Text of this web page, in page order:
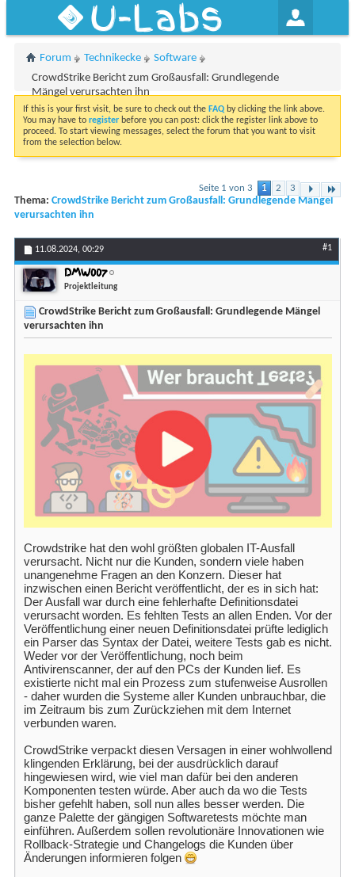
U-Labs
Forum Technikecke
Software
CrowdStrike Bericht zum Großausfall: Grundlegende
Mängel verursachten ihn
If this is your first visit, be sure to check out the FAQ by clicking the link above.
You may have to register before you can post: click the register link above to
proceed. To start viewing messages, select the forum that you want to visit
from the selection below.
Seite 1 von 3 1 2 3
Thema: CrowdStrike Bericht zum Großausfall: Grundlegende Mängel
verursachten ihn
11.08.2024, 00:29 #1
DMW007
Projektleitung
CrowdStrike Bericht zum Großausfall: Grundlegende Mängel
verursachten ihn
Crowdstrike hat den wohl größten globalen IT-Ausfall
verursacht. Nicht nur die Kunden, sondern viele haben
unangenehme Fragen an den Konzern. Dieser hat
inzwischen einen Bericht veröffentlicht, der es in sich hat:
Der Ausfall war durch eine fehlerhafte Definitionsdatei
verursacht worden. Es fehlten Tests an allen Enden. Vor der
Veröffentlichung einer neuen Definitionsdatei prüfte lediglich
ein Parser das Syntax der Datei, weitere Tests gab es nicht.
Weder vor der Veröffentlichung, noch beim
Antivirenscanner, der auf den PCs der Kunden lief. Es
existierte nicht mal ein Prozess zum stufenweise Ausrollen
- daher wurden die Systeme aller Kunden unbrauchbar, die
im Zeitraum bis zum Zurückziehen mit dem Internet
verbunden waren.
CrowdStrike verpackt diesen Versagen in einer wohlwollend
klingenden Erklärung, bei der ausdrücklich darauf
hingewiesen wird, wie viel man dafür bei den anderen
Komponenten testen würde. Aber auch da wo die Tests
bisher gefehlt haben, soll nun alles besser werden. Die
ganze Palette der gängigen Softwaretests möchte man
einführen. Außerdem sollen revolutionäre Innovationen wie
Rollback-Strategie und Changelogs die Kunden über
Änderungen informieren folgen